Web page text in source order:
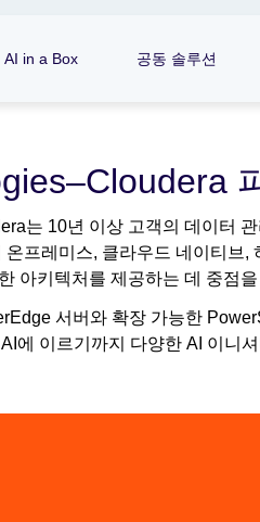
AI in a Box 공동 솔루션
는 10년 이상 고객의 데이터
프레미스, 클라우드 네이티브
아키텍처를 제공하는 데 중점
서버와 확장 가능한
에 이르기까지 다양한 AI 이니